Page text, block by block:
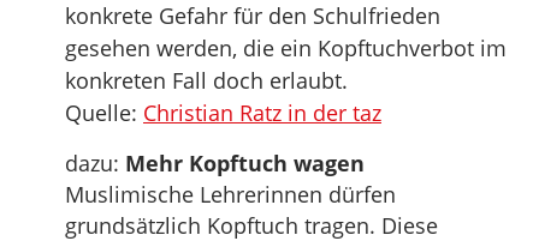
konkrete Gefahr für den Schulfrieden
gesehen werden, die ein Kopftuchverbot im
konkreten Fall doch erlaubt.
Quelle: Christian Ratz in der taz
dazu: Mehr Kopftuch wagen
Muslimische Lehrerinnen dürfen
grundsätzlich Kopftuch tragen. Diese